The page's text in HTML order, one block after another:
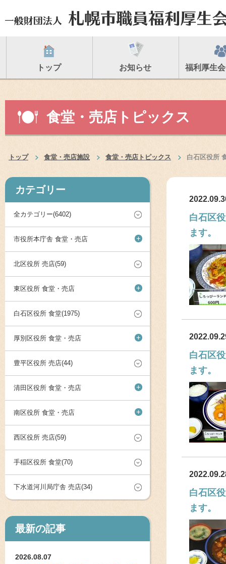
トップ お知らせ 福利厚生
食堂・売店トピックス
トップ 食堂・売店施設 食堂・売店トピックス 白石区役所
カテゴリー
全カテゴリー(6402)
市役所本庁舎 食堂・売店 +
北区役所 売店(59)
東区役所 食堂・売店 +
白石区役所 食堂(1975)
厚別区役所 食堂・売店 +
豊平区役所 売店(44)
清田区役所 食堂・売店 +
南区役所 食堂・売店 +
西区役所 売店(59)
手稲区役所 食堂(70)
下水道河川局庁舎 売店(34)
最新の記事
2026.08.07
白石区
ます。
白石区
ます。
白石区
ます。